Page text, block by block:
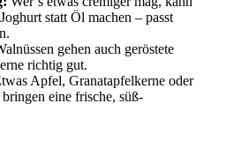
statt Öl machen – passt
gehen auch geröstete
richtig gut.
Apfel, Granatapfelkerne oder
eine frische, süß-